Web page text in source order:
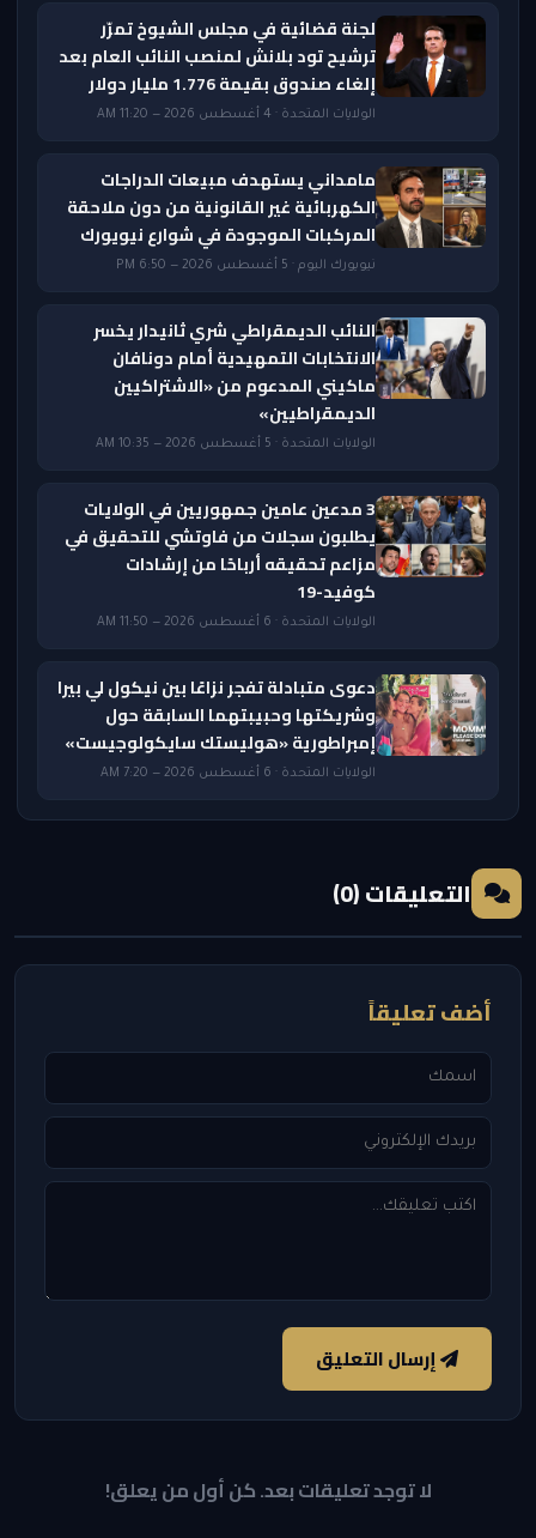
لجنة قضائية في مجلس الشيوخ تمرّر
ترشيح تود بلانش لمنصب النائب العام بعد
إلغاء صندوق بقيمة 1.776 مليار دولار
الولايات المتحدة · 4 أغسطس 2026 — 11:20 AM
مامداني يستهدف مبيعات الدراجات
الكهربائية غير القانونية من دون ملاحقة
المركبات الموجودة في شوارع نيويورك
نيويورك اليوم · 5 أغسطس 2026 — 6:50 PM
النائب الديمقراطي شري ثانيدار يخسر
الانتخابات التمهيدية أمام دونافان
ماكيني المدعوم من «الاشتراكيين
الديمقراطيين»
الولايات المتحدة · 5 أغسطس 2026 — 10:35 AM
3 مدعين عامين جمهوريين في الولايات
يطلبون سجلات من فاوتشي للتحقيق في
مزاعم تحقيقه أرباحًا من إرشادات
كوفيد-19
الولايات المتحدة · 6 أغسطس 2026 — 11:50 AM
دعوى متبادلة تفجر نزاعًا بين نيكول لي بيرا
وشريكتها وحبيبتهما السابقة حول
إمبراطورية «هوليستك سايكولوجيست»
الولايات المتحدة · 6 أغسطس 2026 — 7:20 AM
التعليقات (0)
أضف تعليقاً
إرسال التعليق
لا توجد تعليقات بعد. كن أول من يعلق!